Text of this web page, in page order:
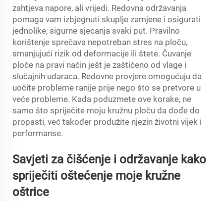
zahtjeva napore, ali vrijedi. Redovna održavanja
pomaga vam izbjegnuti skuplje zamjene i osigurati
jednolike, sigurne sjecanja svaki put. Pravilno
korištenje sprečava nepotreban stres na ploču,
smanjujući rizik od deformacije ili štete. Čuvanje
ploče na pravi način ješt je zaštićeno od vlage i
slučajnih udaraca. Redovne provjere omogućuju da
uočite probleme ranije prije nego što se pretvore u
veće probleme. Kada poduzmete ove korake, ne
samo što spriječite moju kružnu ploču da dođe do
propasti, već također produžite njezin životni vijek i
performanse.
Savjeti za čišćenje i održavanje kako
spriječiti oštećenje moje kružne
oštrice